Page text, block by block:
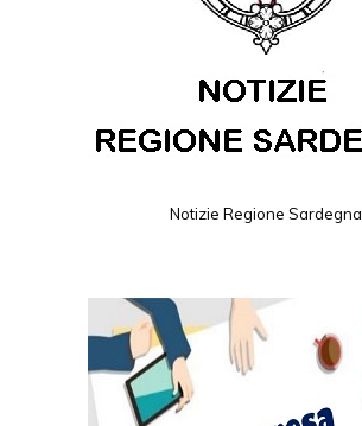
Notizie Regione Sardegna